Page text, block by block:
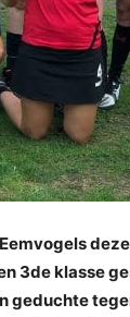
3de klasse
geduchte